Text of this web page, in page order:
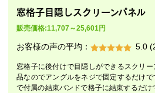
窓格子目隠しスクリーンパネル
販売価格:11,707～25,601円
お客様の声の平均： 5.0
窓格子に後付けで目隠しができるスクリ
品なのでアングルをネジで固定するだけ
で付属の結束バンドで格子に結束するだ